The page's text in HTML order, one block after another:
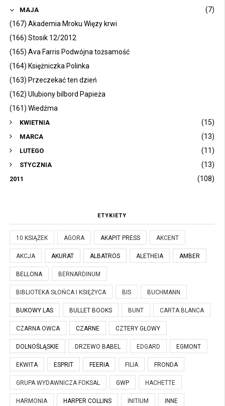
MAJA
(7)
(167) Akademia Mroku Więzy krwi
(166) Stosik 12/2012
(165) Ava Farris Podwójna tożsamość
(164) Księżniczka Polinka
(163) Przeczekać ten dzień
(162) Ulubiony bilbord Papieża
(161) Wiedźma
KWIETNIA (15)
MARCA (13)
LUTEGO (11)
STYCZNIA (13)
2011 (108)
ETYKIETY
10 KSIĄŻEK AGORA AKAPIT PRESS AKCENT
AKCJA AKURAT ALBATROS ALETHEIA AMBER
BELLONA BERNARDINUM
BIBLIOTEKA SŁOŃCA I KSIĘŻYCA BIS BUCHMANN
BUKOWY LAS BULLET BOOKS BUNT CARTA BLANCA
CZARNA OWCA CZARNE CZTERY GŁOWY
DOLNOŚLĄSKIE DRZEWO BABEL EDGARD EGMONT
EKWITA ESPRIT FEERIA FILIA FRONDA
GRUPA WYDAWNICZA FOKSAL GWP HACHETTE
HARMONIA HARPER COLLINS INITIUM INNE